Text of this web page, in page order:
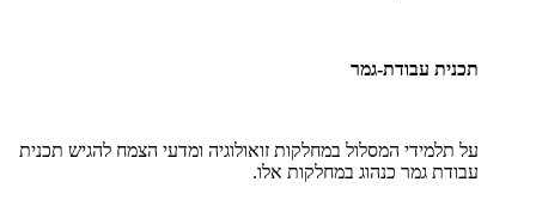
תכנית עבודת-גמר
על תלמידי המסלול במחלקות זואולוגיה ומדעי הצמח להגיש תכנית
עבודת גמר כנהוג במחלקות אלו.